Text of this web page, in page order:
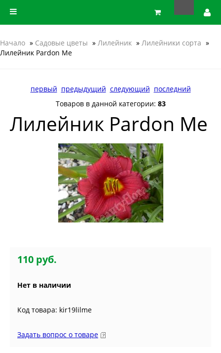
Начало » Садовые цветы » Лилейник » Лилейники сорта »
Лилейник Pardon Me
первый предыдущий следующий последний
Товаров в данной категории: 83
Лилейник Pardon Me
110 руб.
Нет в наличии
Код товара: kir19lilme
Задать вопрос о товаре